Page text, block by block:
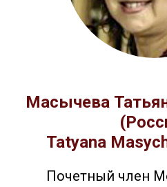
Масычева
Tatyana
Почетный член